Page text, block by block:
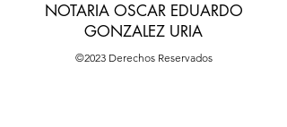
NOTARIA OSCAR EDUARDO
GONZALEZ URIA
©2023 Derechos Reservados